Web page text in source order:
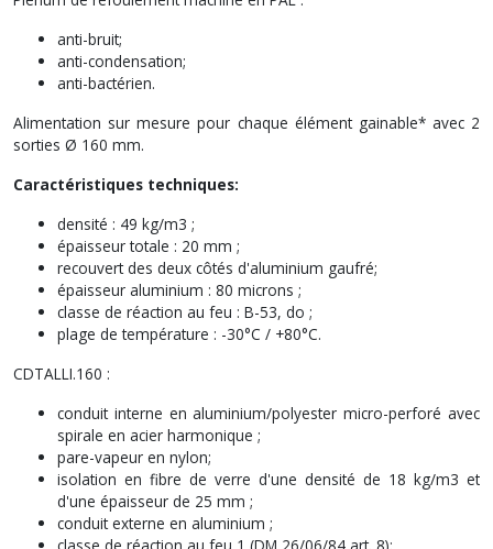
anti-bruit;
anti-condensation;
anti-bactérien.
Alimentation sur mesure pour chaque élément gainable* avec 2
sorties Ø 160 mm.
Caractéristiques techniques:
densité : 49 kg/m3 ;
épaisseur totale : 20 mm ;
recouvert des deux côtés d'aluminium gaufré;
épaisseur aluminium : 80 microns ;
classe de réaction au feu : B-53, do ;
plage de température : -30°C / +80°C.
CDTALLI.160 :
conduit interne en aluminium/polyester micro-perforé avec
spirale en acier harmonique ;
pare-vapeur en nylon;
isolation en fibre de verre d'une densité de 18 kg/m3 et
d'une épaisseur de 25 mm ;
conduit externe en aluminium ;
classe de réaction au feu 1 (DM 26/06/84 art. 8);